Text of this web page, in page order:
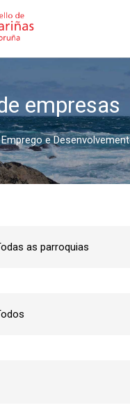
empresas
Emprego e